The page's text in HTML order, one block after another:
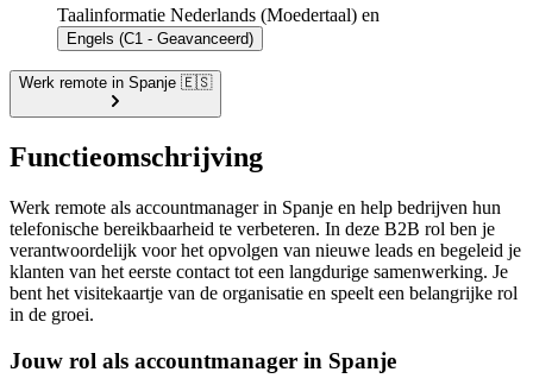
Taalinformatie Nederlands (Moedertaal) en
Engels (C1 - Geavanceerd)
Werk remote in Spanje 🇪🇸
Functieomschrijving
Werk remote als accountmanager in Spanje en help bedrijven hun
telefonische bereikbaarheid te verbeteren. In deze B2B rol ben je
verantwoordelijk voor het opvolgen van nieuwe leads en begeleid je
klanten van het eerste contact tot een langdurige samenwerking. Je
bent het visitekaartje van de organisatie en speelt een belangrijke rol
in de groei.
Jouw rol als accountmanager in Spanje